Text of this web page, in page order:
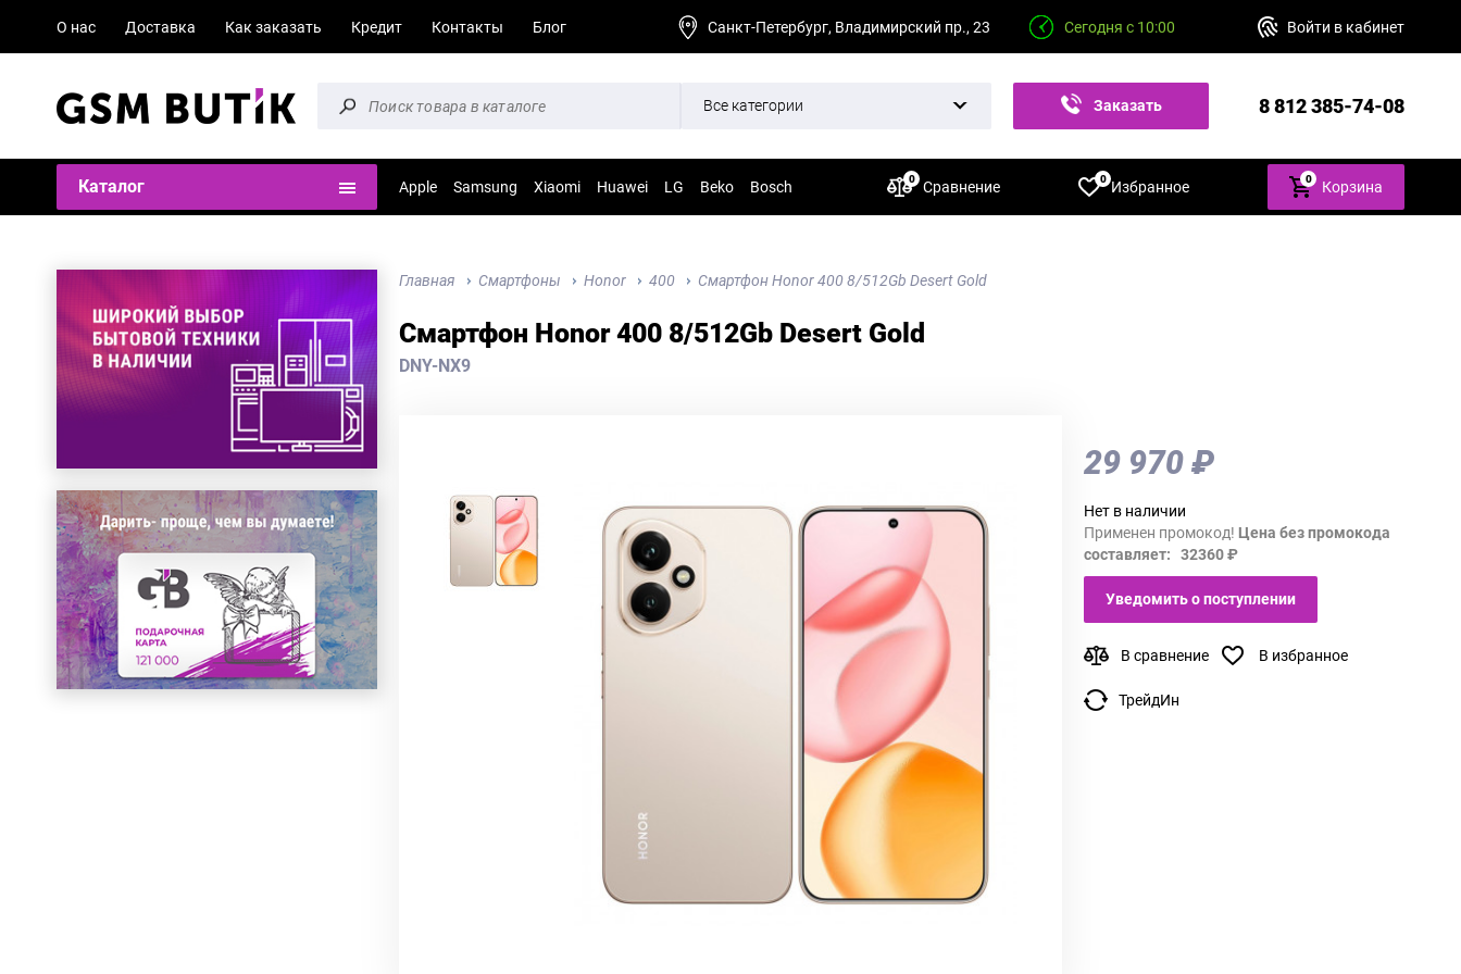
О нас Доставка Как заказать Кредит Контакты Блог Санкт-Петербург, Владимирский пр., 23 Сегодня с 10:00 Войти в кабинет
Все категории Заказать 8 812 385-74-08
Каталог Apple Samsung Xiaomi Huawei LG Beko Bosch Сравнение
0 Избранное
0 0 Корзина
Главная Смартфоны Honor 400 Смартфон Honor 400 8/512Gb Desert Gold
Смартфон Honor 400 8/512Gb Desert Gold
DNY-NX9
29 970 ₽
Нет в наличии
Применен промокод! Цена без промокода
составляет: 32360 ₽
Уведомить о поступлении
В сравнение В избранное
ТрейдИн